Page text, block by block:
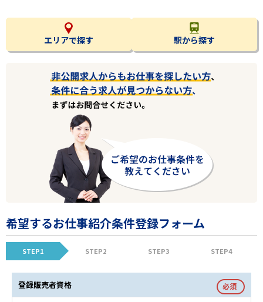
エリアで探す 駅から探す
希望するお仕事紹介条件登録フォーム
STEP1 STEP2 STEP3 STEP4
登録販売者資格 必須